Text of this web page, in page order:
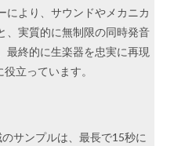
により、サウンドやメカニカ
、実質的に無制限の同時発音
最終的に生楽器を忠実に再現
立っています。
サンプルは、最長で15秒に